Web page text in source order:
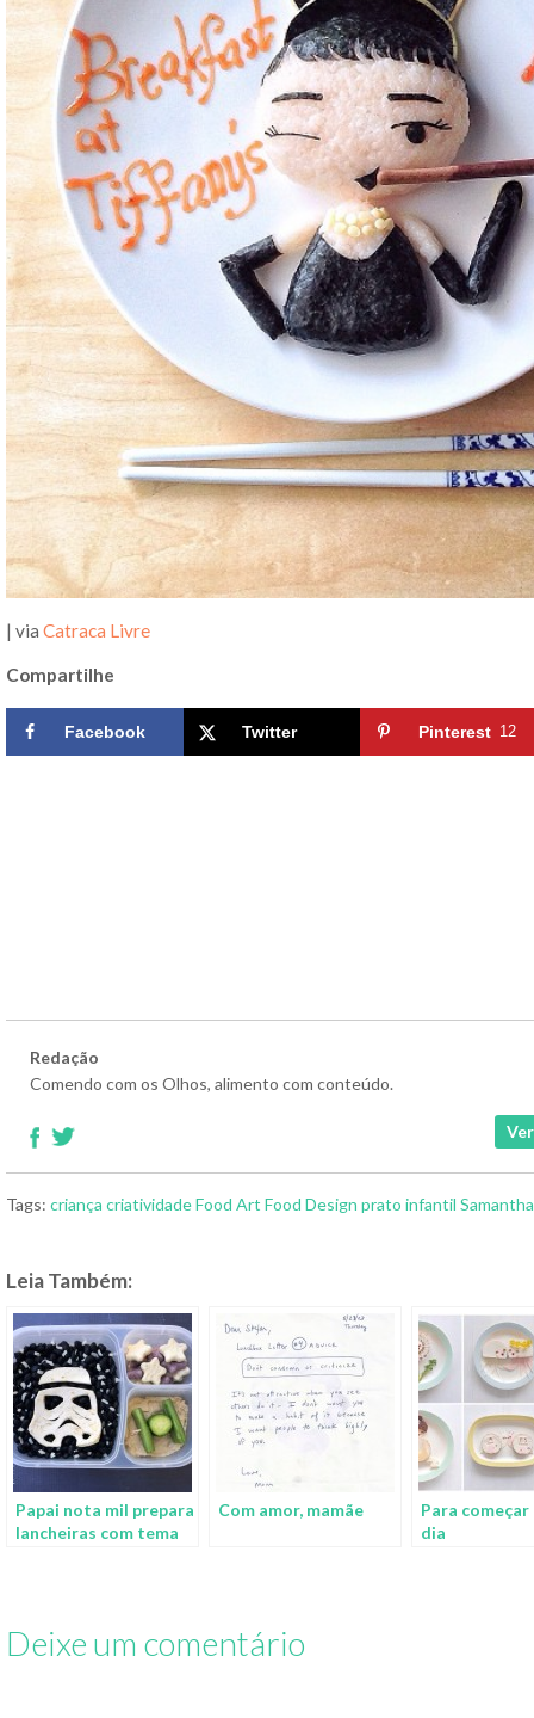
| via Catraca Livre
Compartilhe
Facebook Twitter Pinterest 12
Redação
Comendo com os Olhos, alimento com conteúdo.
Tags: criança criatividadeFood Art Food Design prato infantil
Leia Também:
Papai nota mil prepara
lancheiras com tema
Com amor, mamãe
Para começar
dia
Deixe um comentário